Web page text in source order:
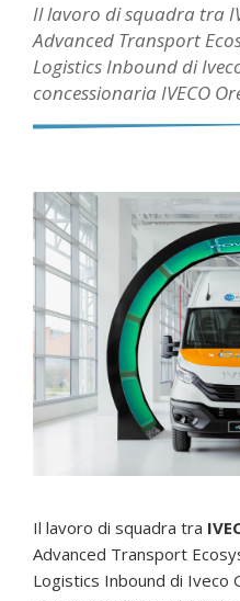
Il lavoro di squadra tra
Advanced Transport
Logistics Inbound di
concessionaria IVECO
Il lavoro di squadra tra
Advanced Transport
Logistics Inbound di Iveco